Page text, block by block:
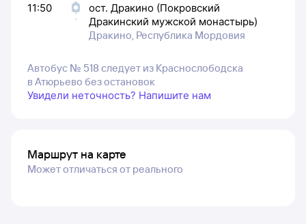
11:50
ост. Дракино (Покровский
Дракинский мужской монастырь)
Дракино, Республика Мордовия
Автобус № 518 следует из Краснослободска
в Атюрьево без остановок
Увидели неточность? Напишите нам
Маршрут на карте
Может отличаться от реального